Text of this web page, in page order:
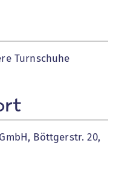
Turnschuhe
Böttgerstr. 20,